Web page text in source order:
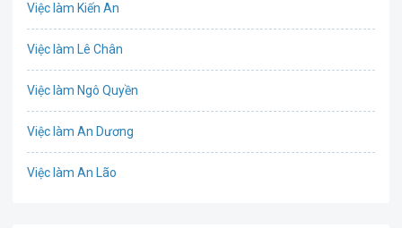
Việc làm Kiến An
Việc làm Lê Chân
Việc làm Ngô Quyền
Việc làm An Dương
Việc làm An Lão